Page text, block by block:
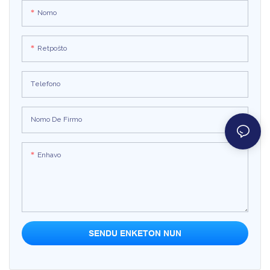
Nomo
Retpoŝto
Telefono
Nomo De Firmo
Enhavo
SENDU ENKETON NUN